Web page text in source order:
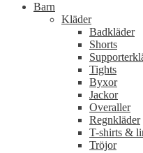
Barn
Kläder
Badkläder
Shorts
Tights
Byxor
Jackor
Overaller
Regnkläder
T-shirts &
Tröjor